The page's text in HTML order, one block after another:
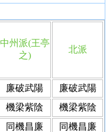
中州派(王亭
之)
北派
廉破武陽
廉破武陽
機梁紫陰
機梁紫陰
同機昌廉
同機昌廉